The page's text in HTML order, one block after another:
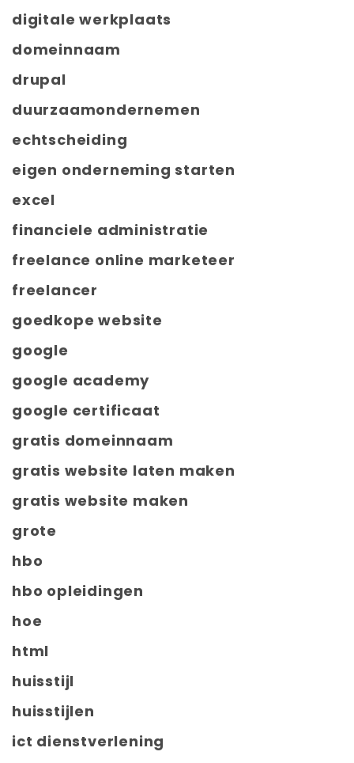
digitale werkplaats
domeinnaam
drupal
duurzaamondernemen
echtscheiding
eigen onderneming starten
excel
financiele administratie
freelance online marketeer
freelancer
goedkope website
google
google academy
google certificaat
gratis domeinnaam
gratis website laten maken
gratis website maken
grote
hbo
hbo opleidingen
hoe
html
huisstijl
huisstijlen
ict dienstverlening